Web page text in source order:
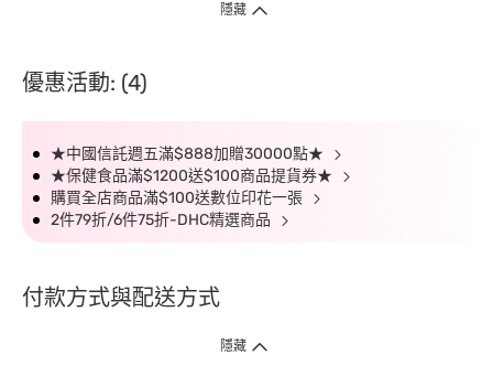
隱藏
優惠活動: (4)
★中國信託週五滿$888加贈30000點★
★保健食品滿$1200送$100商品提貨券★
購買全店商品滿$100送數位印花一張
2件79折/6件75折-DHC精選商品
付款方式與配送方式
隱藏